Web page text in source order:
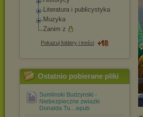
Literatura i publicystyka
Muzyka
Zanim z
Pokazuj foldery i treści
Ostatnio pobierane pliki
Sumlinski Budzynski -
Niebezpieczne zwiazki
Donalda Tu....epub